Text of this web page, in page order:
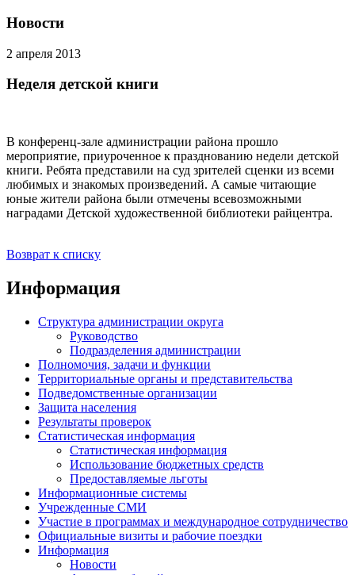
Новости
2 апреля 2013
Неделя детской книги
В конференц-зале администрации района прошло
мероприятие, приуроченное к празднованию недели детской
книги. Ребята представили на суд зрителей сценки из всеми
любимых и знакомых произведений. А самые читающие
юные жители района были отмечены всевозможными
наградами Детской художественной библиотеки райцентра.
Возврат к списку
Информация
Структура администрации округа
Руководство
Подразделения администрации
Полномочия, задачи и функции
Территориальные органы и представительства
Подведомственные организации
Защита населения
Результаты проверок
Статистическая информация
Статистическая информация
Использование бюджетных средств
Предоставляемые льготы
Информационные системы
Учрежденные СМИ
Участие в программах и международное сотрудничество
Официальные визиты и рабочие поездки
Информация
Новости